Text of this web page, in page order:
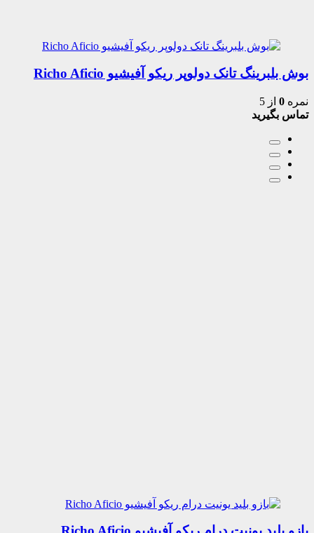
بوش بلبرینگ تانک دولوپر ریکو آفیشیو Richo Aficio
نمره 0 از 5
تماس بگیرید